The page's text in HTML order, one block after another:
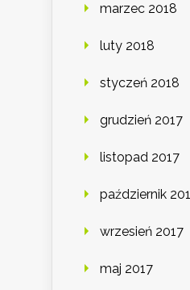
marzec 2018
luty 2018
styczeń 2018
grudzień 2017
listopad 2017
październik
wrzesień 2017
maj 2017